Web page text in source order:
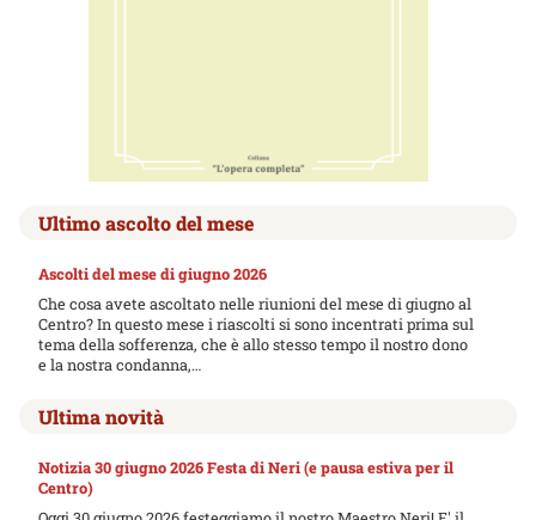
Ultimo ascolto del mese
Ascolti del mese di giugno 2026
Che cosa avete ascoltato nelle riunioni del mese di giugno al
Centro? In questo mese i riascolti si sono incentrati prima sul
tema della sofferenza, che è allo stesso tempo il nostro dono
e la nostra condanna,…
Ultima novità
Notizia 30 giugno 2026 Festa di Neri (e pausa estiva per il
Centro)